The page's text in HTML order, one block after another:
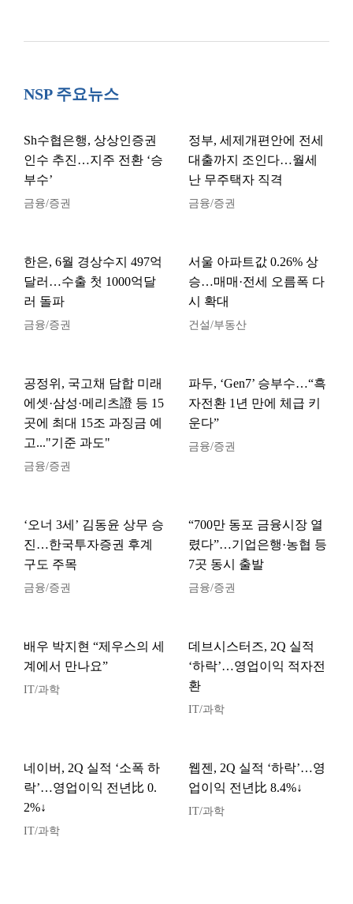
NSP 주요뉴스
Sh수협은행, 상상인증권
인수 추진…지주 전환 ‘승
부수’
금융/증권
정부, 세제개편안에 전세
대출까지 조인다…월세
난 무주택자 직격
금융/증권
한은, 6월 경상수지 497억
달러…수출 첫 1000억달
러 돌파
금융/증권
서울 아파트값 0.26% 상
승…매매·전세 오름폭 다
시 확대
건설/부동산
공정위, 국고채 담합 미래
에셋·삼성·메리츠證 등 15
곳에 최대 15조 과징금 예
고..."기준 과도"
금융/증권
파두, ‘Gen7’ 승부수…“흑
자전환 1년 만에 체급 키
운다”
금융/증권
‘오너 3세’ 김동윤 상무 승
진…한국투자증권 후계
구도 주목
금융/증권
“700만 동포 금융시장 열
렸다”…기업은행·농협 등
7곳 동시 출발
금융/증권
배우 박지현 “제우스의 세
계에서 만나요”
IT/과학
데브시스터즈, 2Q 실적
‘하락’…영업이익 적자전
환
IT/과학
네이버, 2Q 실적 ‘소폭 하
락’…영업이익 전년比 0.
2%↓
IT/과학
웹젠, 2Q 실적 ‘하락’…영
업이익 전년比 8.4%↓
IT/과학